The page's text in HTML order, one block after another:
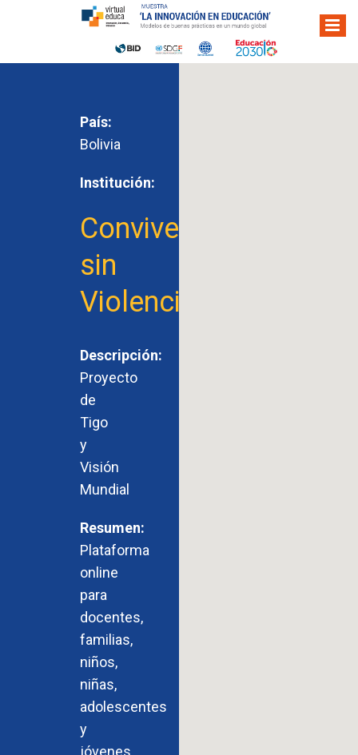
País:
Bolivia
Institución:
Convivencia
sin
Violencia
Descripción:
Proyecto
de
Tigo
y
Visión
Mundial
Plataforma
online
para
docentes,
familias,
niños,
niñas,
adolescentes
y